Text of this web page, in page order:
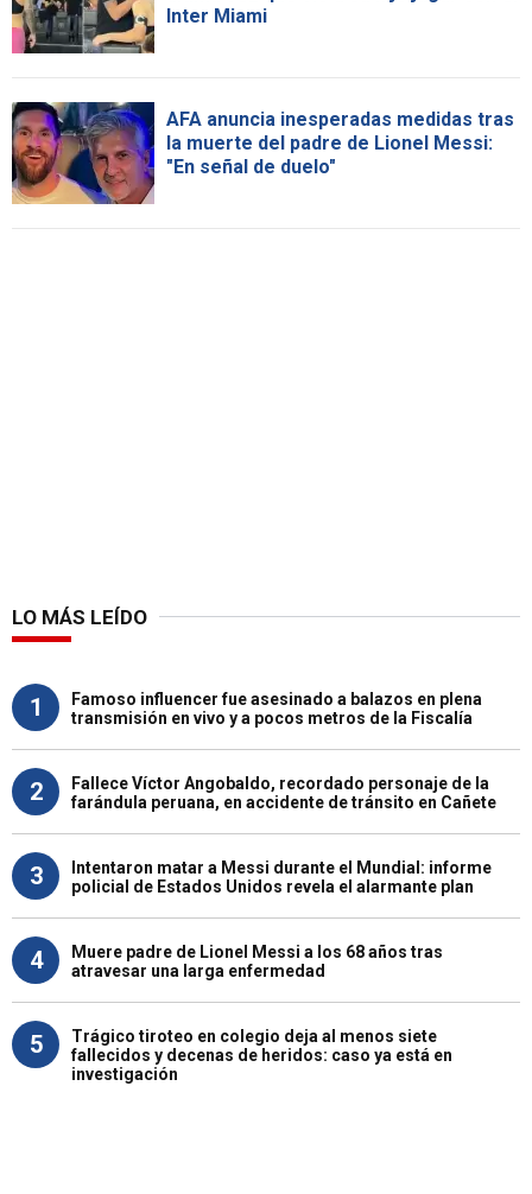
Inter Miami
AFA anuncia inesperadas medidas tras
la muerte del padre de Lionel Messi:
"En señal de duelo"
LO MÁS LEÍDO
1
Famoso influencer fue asesinado a balazos en plena
transmisión en vivo y a pocos metros de la Fiscalía
2
Fallece Víctor Angobaldo, recordado personaje de la
farándula peruana, en accidente de tránsito en Cañete
3
Intentaron matar a Messi durante el Mundial: informe
policial de Estados Unidos revela el alarmante plan
4
Muere padre de Lionel Messi a los 68 años tras
atravesar una larga enfermedad
5
Trágico tiroteo en colegio deja al menos siete
fallecidos y decenas de heridos: caso ya está en
investigación